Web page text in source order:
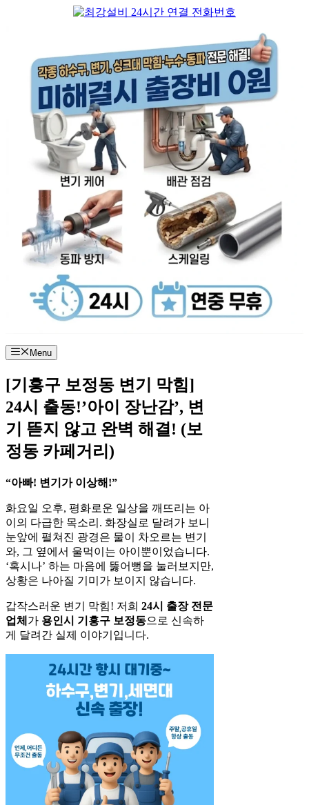
Menu
[기흥구 보정동 변기 막힘]
24시 출동!’아이 장난감’, 변
기 뜯지 않고 완벽 해결! (보
정동 카페거리)
“아빠! 변기가 이상해!”
화요일 오후, 평화로운 일상을 깨뜨리는 아
이의 다급한 목소리. 화장실로 달려가 보니
눈앞에 펼쳐진 광경은 물이 차오르는 변기
와, 그 옆에서 울먹이는 아이뿐이었습니다.
‘혹시나’ 하는 마음에 뚫어뻥을 눌러보지만,
상황은 나아질 기미가 보이지 않습니다.
갑작스러운 변기 막힘! 저희 24시 출장 전문
업체 가 용인시 기흥구 보정동으로 신속하
게 달려간 실제 이야기입니다.